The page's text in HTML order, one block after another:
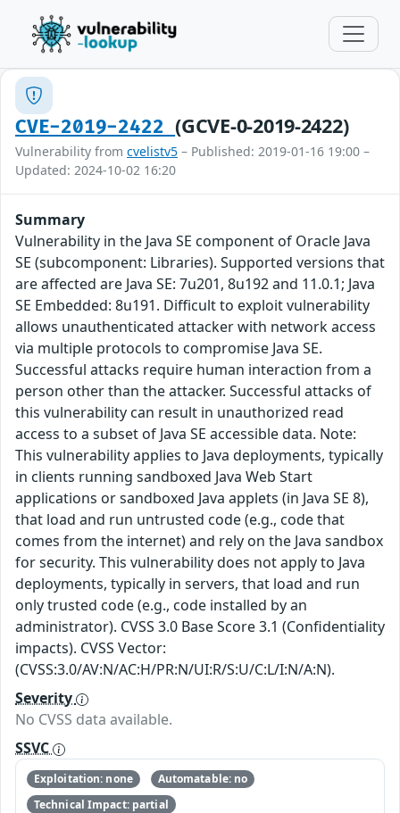
CVE-2019-2422(GCVE-0-2019-2422)
Vulnerability from cvelistv5 – Published: 2019-01-16 19:00 –
Updated: 2024-10-02 16:20
Summary
Vulnerability in the Java SE component of Oracle Java
SE (subcomponent: Libraries). Supported versions that
are affected are Java SE: 7u201, 8u192 and 11.0.1; Java
SE Embedded: 8u191. Difficult to exploit vulnerability
allows unauthenticated attacker with network access
via multiple protocols to compromise Java SE.
Successful attacks require human interaction from a
person other than the attacker. Successful attacks of
this vulnerability can result in unauthorized read
access to a subset of Java SE accessible data. Note:
This vulnerability applies to Java deployments, typically
in clients running sandboxed Java Web Start
applications or sandboxed Java applets (in Java SE 8),
that load and run untrusted code (e.g., code that
comes from the internet) and rely on the Java sandbox
for security. This vulnerability does not apply to Java
deployments, typically in servers, that load and run
only trusted code (e.g., code installed by an
administrator). CVSS 3.0 Base Score 3.1 (Confidentiality
impacts). CVSS Vector:
(CVSS:3.0/AV:N/AC:H/PR:N/UI:R/S:U/C:L/I:N/A:N).
Severity
No CVSS data available.
SSVC
Exploitation: none
Automatable: no
Technical Impact: partial